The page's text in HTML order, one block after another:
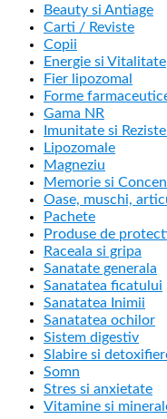
Beauty si Antiage
Carti / Reviste
Copii
Energie si Vitalitate
Fier lipozomal
Forme
Gama NR
Imunitate si
Lipozomale
Magneziu
Memorie si
Oase, muschi,
Pachete
Produse de
Raceala si gripa
Sanatate generala
Sanatatea ficatului
Sanatatea Inimii
Sanatatea ochilor
Sistem digestiv
Slabire si
Somn
Stres si anxietate
Vitamine si